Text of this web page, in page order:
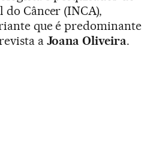
Câncer (INCA),
que é predominante
a Joana Oliveira.